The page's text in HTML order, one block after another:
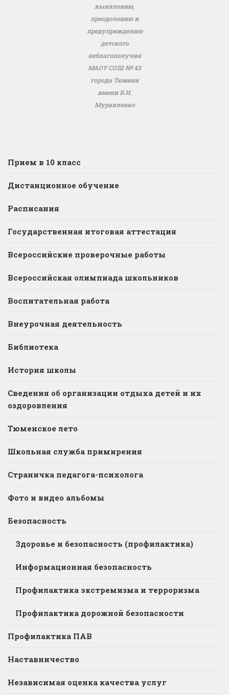
выявлению,
преодолению и
предупреждению
детского
неблагополучия
МАОУ СОШ № 43
города Тюмени
имени В.И.
Муравленко
Прием в 10 класс
Дистанционное обучение
Расписания
Государственная итоговая аттестация
Всероссийские проверочные работы
Всероссийская олимпиада школьников
Воспитательная работа
Внеурочная деятельность
Библиотека
История школы
Сведения об организации отдыха детей и их
оздоровления
Тюменское лето
Школьная служба примирения
Страничка педагога-психолога
Фото и видео альбомы
Безопасность
Здоровье и безопасность (профилактика)
Информационная безопасность
Профилактика экстремизма и терроризма
Профилактика дорожной безопасности
Профилактика ПАВ
Наставничество
Независимая оценка качества услуг